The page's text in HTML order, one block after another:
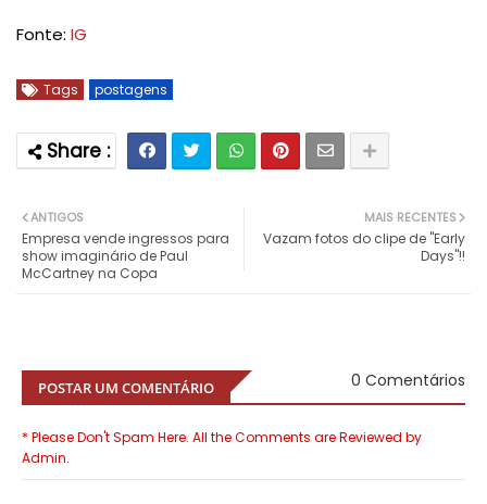
Fonte: IG
Tags postagens
MAIS RECENTES
Vazam fotos do clipe de "Early
Days"!!
ANTIGOS
Empresa vende ingressos para
show imaginário de Paul
McCartney na Copa
POSTAR UM COMENTÁRIO 0 Comentários
* Please Don't Spam Here. All the Comments are Reviewed by
Admin.